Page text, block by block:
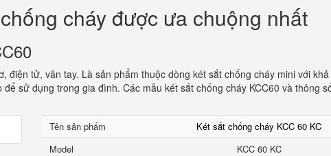
cháy được ưa chuộng nhất
điện tử, vân tay. Là sản phẩm thuộc dòng két sắt chống cháy mini với
sử dụng trong gia đình. Các mẫu két sắt chống cháy KCC60 và thông
Tên sản phẩm
Két sắt chống cháy KCC 60 KC
Model
KCC 60 KC